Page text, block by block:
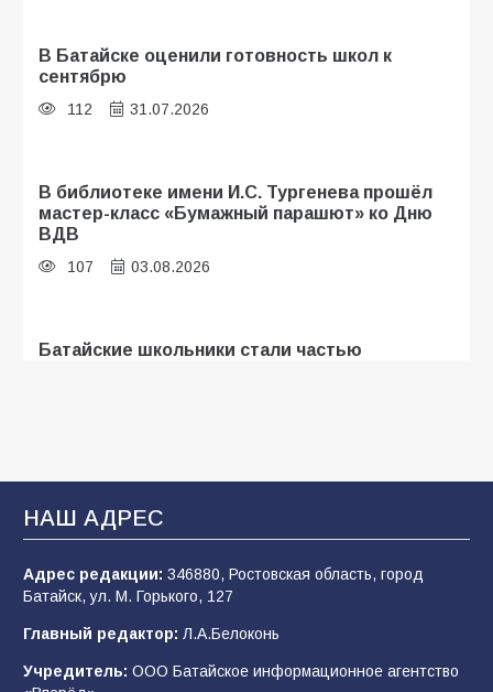
В Батайске оценили готовность школ к
сентябрю
112 31.07.2026
В библиотеке имени И.С. Тургенева прошёл
мастер-класс «Бумажный парашют» ко Дню
ВДВ
107 03.08.2026
Батайские школьники стали частью
«Мобилизация или набор?» Что на самом
деле происходит в армии России в августе
2026 года
В Батайске продолжаются дорожные работы
98 04.08.2026
НАШ АДРЕС
Адрес редакции: 346880, Ростовская область, город
Батайск, ул. М. Горького, 127
Главный редактор: Л.А.Белоконь
Учредитель: ООО Батайское информационное агентство